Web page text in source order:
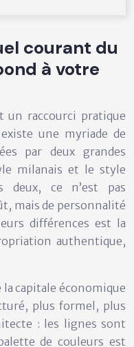
courant du
à votre
raccourci pratique
une myriade de
par deux grandes
milanais et le style
deux, ce n’est pas
mais de personnalité
différences est la
authentique,
capitale économique
plus formel, plus
: les lignes sont
de couleurs est